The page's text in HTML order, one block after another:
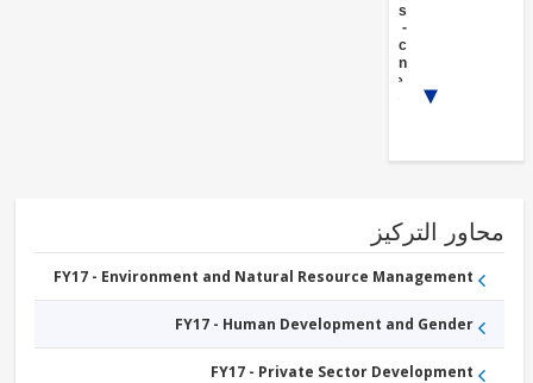
Activities
Administration
- Agriculture,
Fishing &
Agricultural
markets,
commercialization
and agri-business
التركيز
FY17 - Environment and Natural Resource Management
FY17 - Human Development and Gender
FY17 - Private Sector Development